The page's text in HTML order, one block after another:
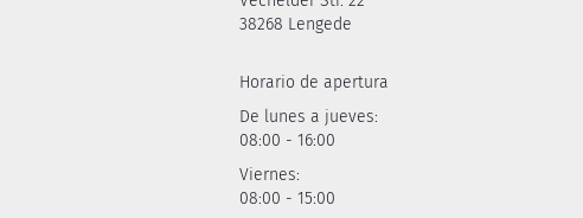
38268 Lengede
Horario de apertura
De lunes a jueves:
08:00 - 16:00
Viernes:
08:00 - 15:00